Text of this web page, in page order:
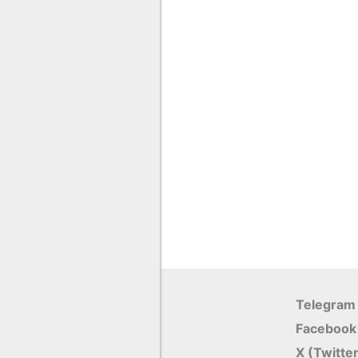
Telegram
Facebook
X